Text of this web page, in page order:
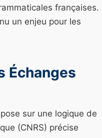
françaises.
un enjeu pour les
Échanges
sur une logique de
(CNRS) précise